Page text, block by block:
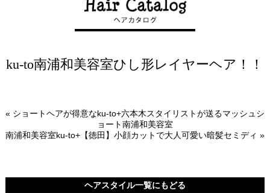
ku-to南浦和美容室ひし形レイヤーヘア！！
« ショートヘアが得意なku-to+六本木スタイリストが送るマッシュシ
ョート南浦和美容室
南浦和美容室ku-to+【徳田】小顔カットで大人可愛い暗髪セミディ »
ヘアスタイル一覧にもどる